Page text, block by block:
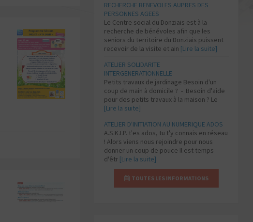
RECHERCHE BENEVOLES AUPRES DES
PERSONNES AGEES
Le Centre social du Donziais est à la
recherche de bénévoles afin que les
seniors du territoire du Donziais puissent
recevoir de la visite et ain [Lire la suite]
ATELIER SOLIDARITE
INTERGENERATIONNELLE
Petits travaux de jardinage Besoin d'un
coup de main à domicile ? - Besoin d'aide
pour des petits travaux à la maison ? Le
[Lire la suite]
ATELIER D'INITIATION AU NUMERIQUE ADOS
A.S.K.I.P. t'es ados, tu t'y connais en réseau
! Alors viens nous rejoindre pour nous
donner un coup de pouce Il est temps
d'êtr [Lire la suite]
TOUTES LES INFORMATIONS